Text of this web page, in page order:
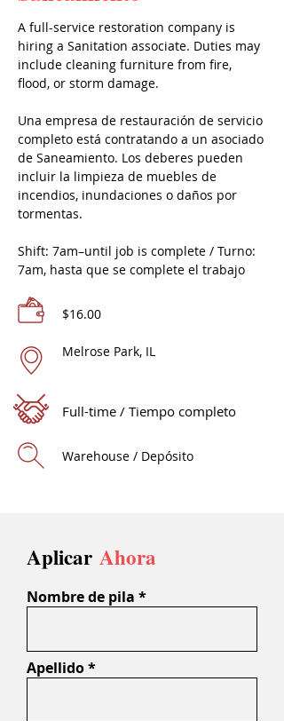
A full-service restoration company is
hiring a Sanitation associate. Duties may
include cleaning furniture from fire,
flood, or storm damage.
Una empresa de restauración de servicio
completo está contratando a un asociado
de Saneamiento. Los deberes pueden
incluir la limpieza de muebles de
incendios, inundaciones o daños por
tormentas.
Shift: 7am–until job is complete / Turno:
7am, hasta que se complete el trabajo
$16.00
Melrose Park, IL
Full-time / Tiempo completo
Warehouse / Depósito
Aplicar Ahora
Nombre de pila
Apellido